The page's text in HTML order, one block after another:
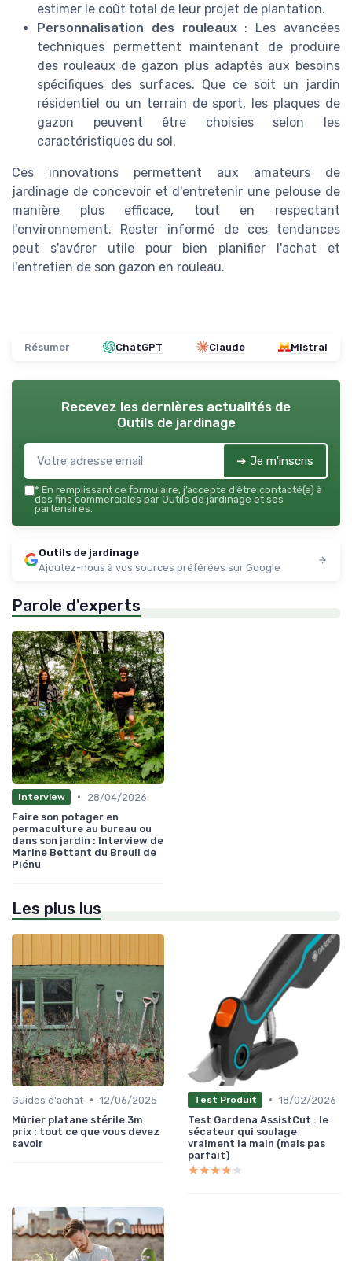
estimer le coût total de leur projet de plantation.
Personnalisation des rouleaux: Les avancées
techniques permettent maintenant de produire
des rouleaux de gazon plus adaptés aux besoins
spécifiques des surfaces. Que ce soit un jardin
résidentiel ou un terrain de sport, les plaques de
gazon peuvent être choisies selon les
caractéristiques du sol.
Ces innovations permettent aux amateurs de
jardinage de concevoir et d'entretenir une pelouse de
manière plus efficace, tout en respectant
l'environnement. Rester informé de ces tendances
peut s'avérer utile pour bien planifier l'achat et
l'entretien de son gazon en rouleau.
Résumer ChatGPT Claude Mistral
Recevez les dernières actualités de
Outils de jardinage
➔ Je m'inscris
* En remplissant ce formulaire, j’accepte d’être contacté(e) à
des fins commerciales par Outils de jardinage et ses
partenaires.
Outils de jardinage
Ajoutez-nous à vos sources préférées sur Google
Parole d'experts
Interview •
28/04/2026
Faire son potager en
permaculture au bureau ou
dans son jardin : Interview de
Marine Bettant du Breuil de
Piénu
Les plus lus
Guides d'achat • 12/06/2025
Mûrier platane stérile 3m
prix : tout ce que vous devez
savoir
Test Produit • 18/02/2026
Test Gardena AssistCut : le
sécateur qui soulage
vraiment la main (mais pas
parfait)
★★★★★
★★★★★